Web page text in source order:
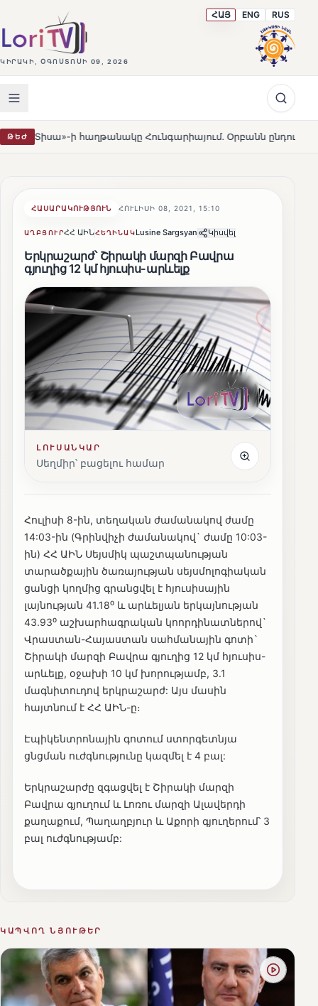
ԿԻՐԱԿԻ, ՕԳՈՍՏՈՍԻ 09, 2026
ՀԱՅ ENG RUS
ԹԵԺ
հաղթանակը Հունգարիայում․ Օրբանն ընդունեց
ՀԱՍԱՐԱԿՈՒԹՅՈՒՆ ՀՈՒԼԻՍԻ 08, 2021, 15:10
ԱՂԲՅՈՒՐՀՀ ԱԻՆՀԵՂԻՆԱԿLusine Sargsyan Կիսվել
Երկրաշարժ՝ Շիրակի մարզի Բավրա
գյուղից 12 կմ հյուսիս-արևելք
ԼՈՒՍԱՆԿԱՐ
Սեղմիր՝ բացելու համար
Հուլիսի 8-ին, տեղական ժամանակով ժամը
14:03-ին (Գրինվիչի ժամանակով` ժամը 10:03-
ին) ՀՀ ԱԻՆ Սեյսմիկ պաշտպանության
տարածքային ծառայության սեյսմոլոգիական
ցանցի կողմից գրանցվել է հյուսիսային
լայնության 41.18⁰ և արևելյան երկայնության
43.93⁰ աշխարհագրական կոորդինատներով`
Վրաստան-Հայաստան սահմանային գոտի`
Շիրակի մարզի Բավրա գյուղից 12 կմ հյուսիս-
արևելք, օջախի 10 կմ խորությամբ, 3.1
մագնիտուդով երկրաշարժ: Այս մասին
հայտնում է ՀՀ ԱԻՆ-ը։
Էպիկենտրոնային գոտում ստորգետնյա
ցնցման ուժգնությունը կազմել է 4 բալ:
Երկրաշարժը զգացվել է Շիրակի մարզի
Բավրա գյուղում և Լոռու մարզի Ալավերդի
քաղաքում, Պաղաղբյուր և Աքորի գյուղերում՝ 3
բալ ուժգնությամբ:
ԿԱՊՎՈՂ ՆՅՈՒԹԵՐ